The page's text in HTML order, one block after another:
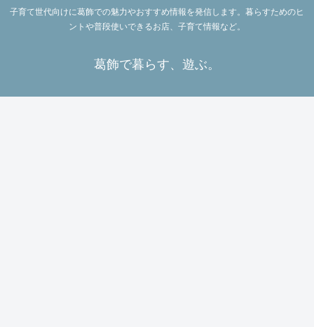
子育て世代向けに葛飾での魅力やおすすめ情報を発信します。暮らすためのヒ
ントや普段使いできるお店、子育て情報など。
葛飾で暮らす、遊ぶ。